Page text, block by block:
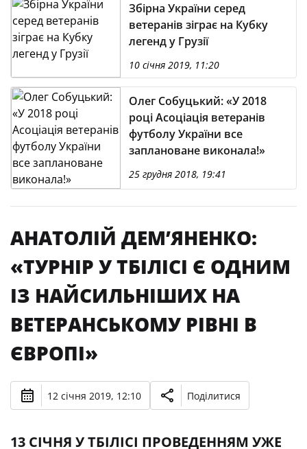
Збірна України серед
ветеранів зіграє на Кубку
легенд у Грузії
10 січня 2019, 11:20
Олег Собуцький: «У 2018
році Асоціація ветеранів
футболу України все
заплановане виконала!»
25 грудня 2018, 19:41
АНАТОЛІЙ ДЕМ’ЯНЕНКО:
«ТУРНІР У ТБІЛІСІ Є ОДНИМ
ІЗ НАЙСИЛЬНІШИХ НА
ВЕТЕРАНСЬКОМУ РІВНІ В
ЄВРОПІ»
12 січня 2019, 12:10 Поділитися
13 СІЧНЯ У ТБІЛІСІ ПРОВЕДЕННЯМ УЖЕ